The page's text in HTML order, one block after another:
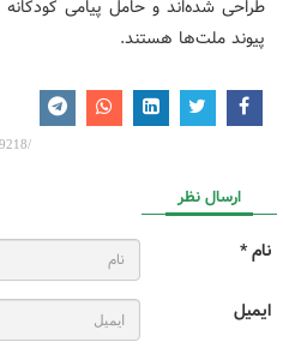
طراحی شده‌اند و حامل پیامی
پیوند ملت‌ها هستند.
ارسال نظر
نام *
ایمیل